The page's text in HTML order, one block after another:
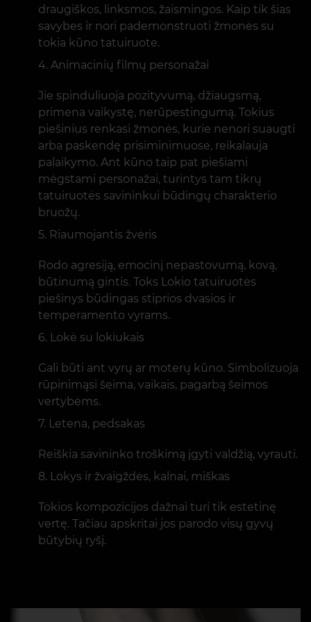
draugiškos, linksmos, žaismingos. Kaip tik šias
savybes ir nori pademonstruoti žmonės su
tokia kūno tatuiruote.
Animacinių filmų personažai
Jie spinduliuoja pozityvumą, džiaugsmą,
primena vaikystę, nerūpestingumą. Tokius
piešinius renkasi žmonės, kurie nenori suaugti
arba paskendę prisiminimuose, reikalauja
palaikymo. Ant kūno taip pat piešiami
mėgstami personažai, turintys tam tikrų
tatuiruotės savininkui būdingų charakterio
bruožų.
Riaumojantis žvėris
Rodo agresiją, emocinį nepastovumą, kovą,
būtinumą gintis. Toks Lokio tatuiruotės
piešinys būdingas stiprios dvasios ir
temperamento vyrams.
Lokė su lokiukais
Gali būti ant vyrų ar moterų kūno. Simbolizuoja
rūpinimąsi šeima, vaikais, pagarbą šeimos
vertybėms.
Letena, pedsakas
Reiškia savininko troškimą įgyti valdžią, vyrauti.
Lokys ir žvaigždės, kalnai, miškas
Tokios kompozicijos dažnai turi tik estetinę
vertę. Tačiau apskritai jos parodo visų gyvų
būtybių ryšį.